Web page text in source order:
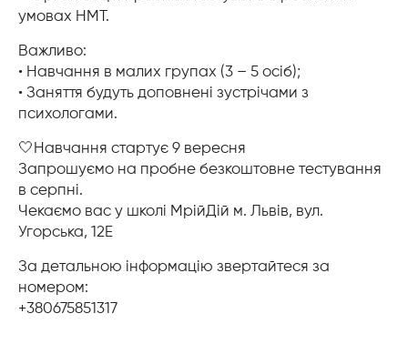
умовах НМТ.
Важливо:
• Навчання в малих групах (3 – 5 осіб);
• Заняття будуть доповнені зустрічами з
психологами.
🤍Навчання стартує 9 вересня
Запрошуємо на пробне безкоштовне тестування
в серпні.
Чекаємо вас у школі МрійДій м. Львів, вул.
Угорська, 12Е
За детальною інформацію звертайтеся за
номером:
+380675851317